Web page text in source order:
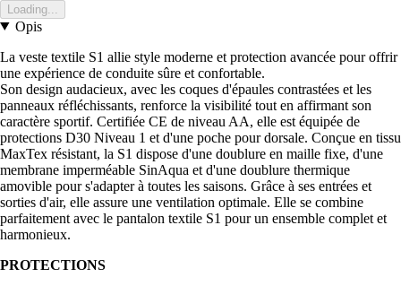
Loading...
Opis
La veste textile S1 allie style moderne et protection avancée pour offrir
une expérience de conduite sûre et confortable.
Son design audacieux, avec les coques d'épaules contrastées et les
panneaux réfléchissants, renforce la visibilité tout en affirmant son
caractère sportif. Certifiée CE de niveau AA, elle est équipée de
protections D30 Niveau 1 et d'une poche pour dorsale. Conçue en tissu
MaxTex résistant, la S1 dispose d'une doublure en maille fixe, d'une
membrane imperméable SinAqua et d'une doublure thermique
amovible pour s'adapter à toutes les saisons. Grâce à ses entrées et
sorties d'air, elle assure une ventilation optimale. Elle se combine
parfaitement avec le pantalon textile S1 pour un ensemble complet et
harmonieux.
PROTECTIONS